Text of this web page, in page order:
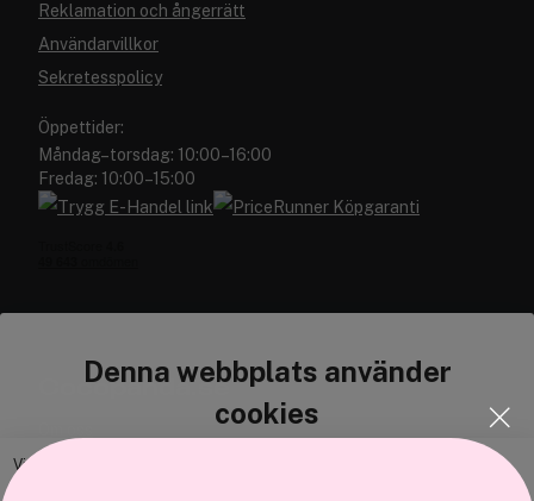
Denna webbplats använder
cookies
Vi använder enhetsidentifierare för att anpassa innehållet och
Reklamation och ångerrätt
Användarvillkor
Sekretesspolicy
Öppettider:
Måndag–torsdag: 10:00–16:00
Fredag: 10:00–15:00
Cocopanda.se